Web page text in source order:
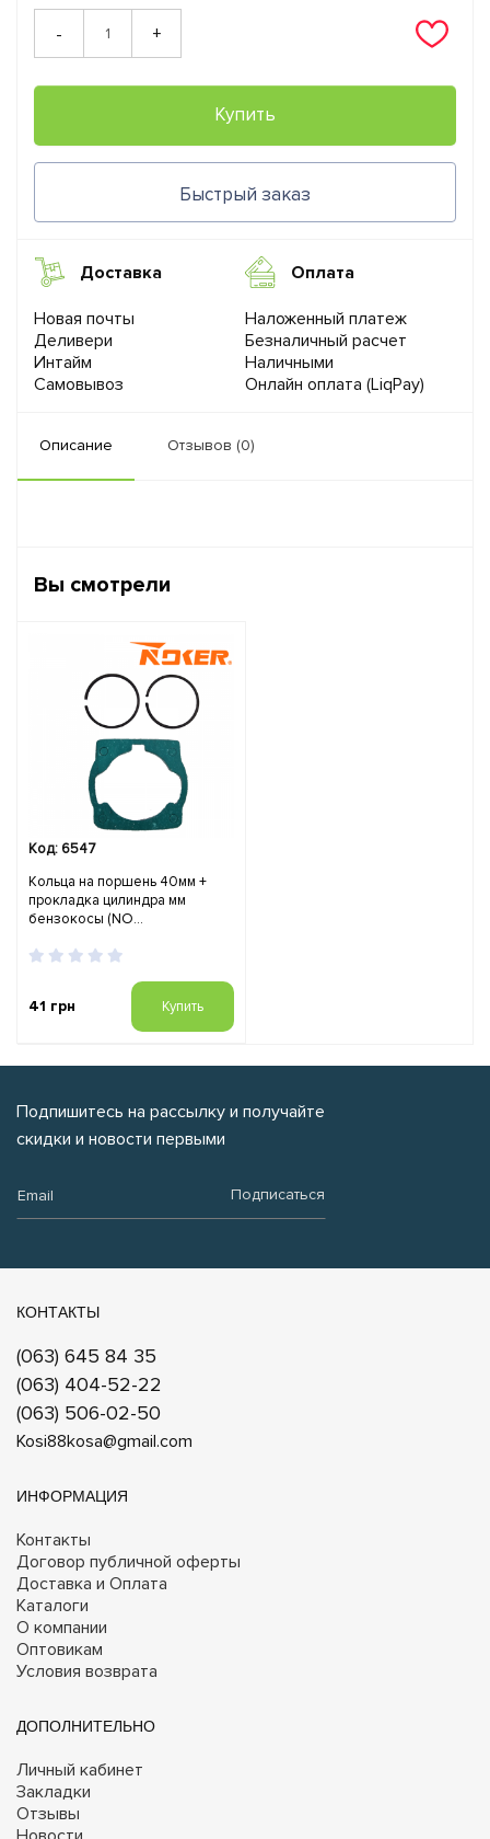
- +
Купить
Быстрый заказ
Доставка
Новая почты
Деливери
Интайм
Самовывоз
Оплата
Наложенный платеж
Безналичный расчет
Наличными
Онлайн оплата (LiqPay)
Описание Отзывов (0)
Вы смотрели
Код: 6547
Кольца на поршень 40мм +
прокладка цилиндра мм
бензокосы (NO...
41 грн Купить
Подпишитесь на рассылку и получайте
скидки и новости первыми
Подписаться
КОНТАКТЫ
(063) 645 84 35
(063) 404-52-22
(063) 506-02-50
Kosi88kosa@gmail.com
ИНФОРМАЦИЯ
Контакты
Договор публичной оферты
Доставка и Оплата
Каталоги
О компании
Оптовикам
Условия возврата
ДОПОЛНИТЕЛЬНО
Личный кабинет
Закладки
Отзывы